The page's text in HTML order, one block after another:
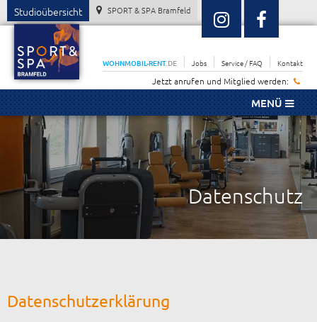
Studioübersicht SPORT & SPA Bramfeld
WOHNMOBIL-RENT.DE Jobs Service / FAQ Kontakt
Jetzt anrufen und Mitglied werden:
MENÜ
Datenschutz
Datenschutzerklärung